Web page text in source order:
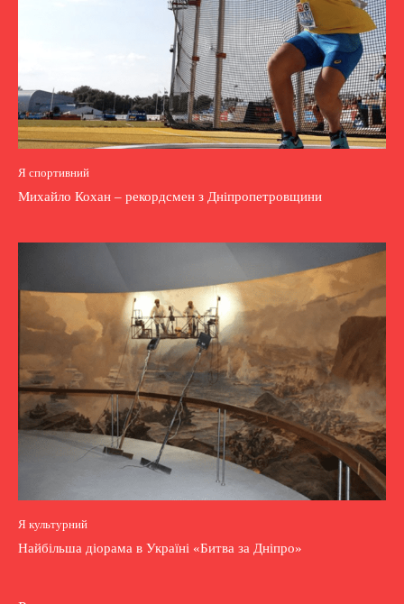
Я спортивний
Михайло Кохан – рекордсмен з Дніпропетровщини
Я культурний
Найбільша діорама в Україні «Битва за Дніпро»